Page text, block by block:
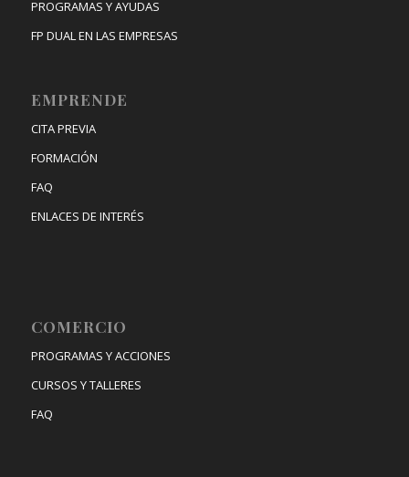
PROGRAMAS Y AYUDAS
FP DUAL EN LAS EMPRESAS
EMPRENDE
CITA PREVIA
FORMACIÓN
FAQ
ENLACES DE INTERÉS
COMERCIO
PROGRAMAS Y ACCIONES
CURSOS Y TALLERES
FAQ